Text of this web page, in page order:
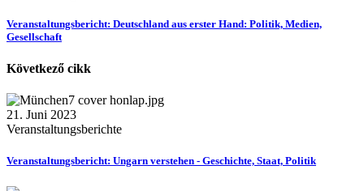
Veranstaltungsbericht: Deutschland aus erster Hand: Politik, Medien,
Gesellschaft
Következő cikk
21. Juni 2023
Veranstaltungsberichte
Veranstaltungsbericht: Ungarn verstehen - Geschichte, Staat, Politik